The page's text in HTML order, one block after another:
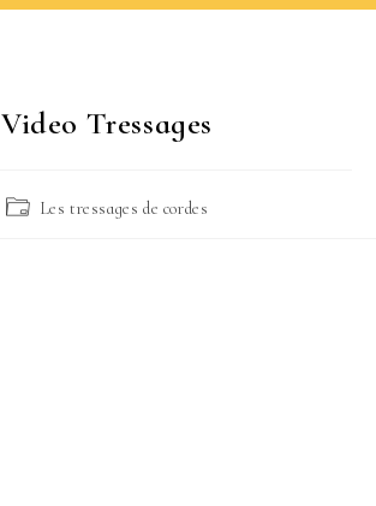
Video Tressages
Les tressages de cordes